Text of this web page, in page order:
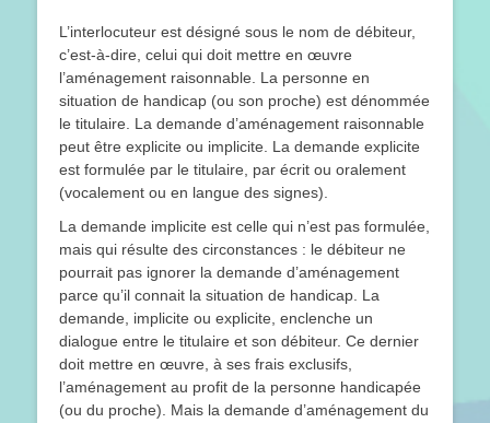
L’interlocuteur est désigné sous le nom de débiteur,
c’est-à-dire, celui qui doit mettre en œuvre
l’aménagement raisonnable. La personne en
situation de handicap (ou son proche) est dénommée
le titulaire. La demande d’aménagement raisonnable
peut être explicite ou implicite. La demande explicite
est formulée par le titulaire, par écrit ou oralement
(vocalement ou en langue des signes).
La demande implicite est celle qui n’est pas formulée,
mais qui résulte des circonstances : le débiteur ne
pourrait pas ignorer la demande d’aménagement
parce qu’il connait la situation de handicap. La
demande, implicite ou explicite, enclenche un
dialogue entre le titulaire et son débiteur. Ce dernier
doit mettre en œuvre, à ses frais exclusifs,
l’aménagement au profit de la personne handicapée
(ou du proche). Mais la demande d’aménagement du